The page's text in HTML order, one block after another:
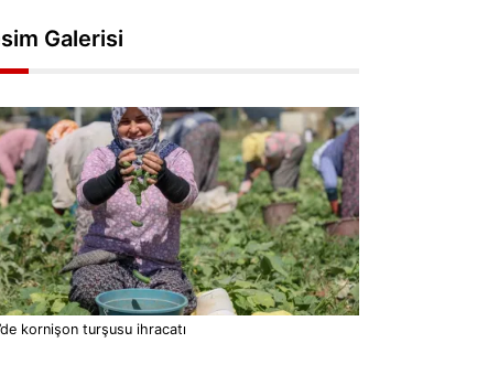
Galerisi
kornişon turşusu ihracatı